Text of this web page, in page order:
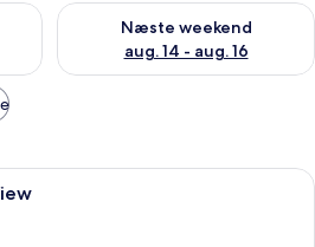
weekend aug. 7 - aug. 9
Næste weekend
aug. 14 - aug. 16
Tjek tilgængelighed for næste
Et moderne hotelværelse med en